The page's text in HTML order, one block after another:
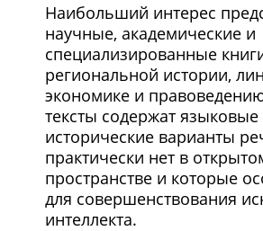
Наибольший интерес
научные, академические и
специализированные
региональной истории,
экономике и
тексты содержат
исторические варианты
практически нет в
пространстве и которые
для совершенствования
интеллекта.